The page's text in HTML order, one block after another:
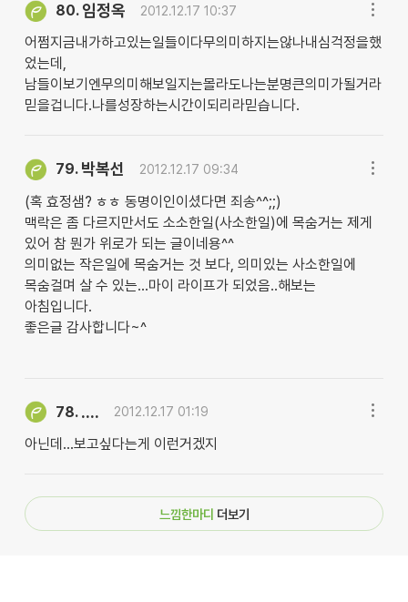
80. 임정옥 2012.12.17 10:37
어쩜지금내가하고있는일들이다무의미하지는않나내심걱정을했
었는데,
남들이보기엔무의미해보일지는몰라도나는분명큰의미가될거라
믿을겁니다.나를성장하는시간이되리라믿습니다.
79. 박복선 2012.12.17 09:34
(혹 효정샘? ㅎㅎ 동명이인이셨다면 죄송^^;;)
맥락은 좀 다르지만서도 소소한일(사소한일)에 목숨거는 제게
있어 참 뭔가 위로가 되는 글이네용^^
의미없는 작은일에 목숨거는 것 보다, 의미있는 사소한일에
목숨걸며 살 수 있는...마이 라이프가 되었음..해보는
아침입니다.
좋은글 감사합니다~^
78. .... 2012.12.17 01:19
아닌데...보고싶다는게 이런거겠지
느낌한마디 더보기